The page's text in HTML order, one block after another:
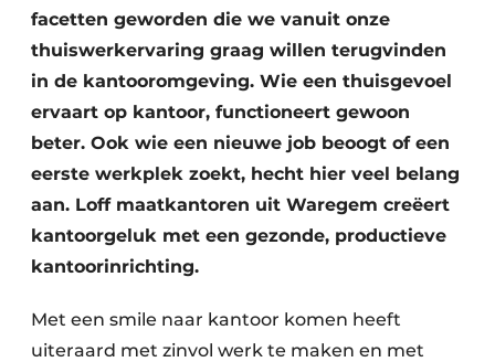
facetten geworden die we vanuit onze
thuiswerkervaring graag willen terugvinden
in de kantooromgeving. Wie een thuisgevoel
ervaart op kantoor, functioneert gewoon
beter. Ook wie een nieuwe job beoogt of een
eerste werkplek zoekt, hecht hier veel belang
aan. Loff maatkantoren uit Waregem creëert
kantoorgeluk met een gezonde, productieve
kantoorinrichting.
Met een smile naar kantoor komen heeft
uiteraard met zinvol werk te maken en met